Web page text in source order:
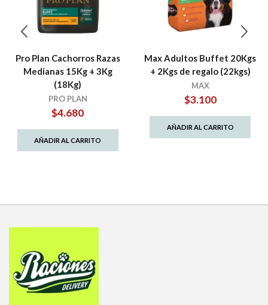
Pro Plan Cachorros Razas
Medianas 15Kg + 3Kg
(18Kg)
PRO PLAN
$4.680
AÑADIR AL CARRITO
Max Adultos Buffet 20Kgs
+ 2Kgs de regalo (22kgs)
MAX
$3.100
AÑADIR AL CARRITO